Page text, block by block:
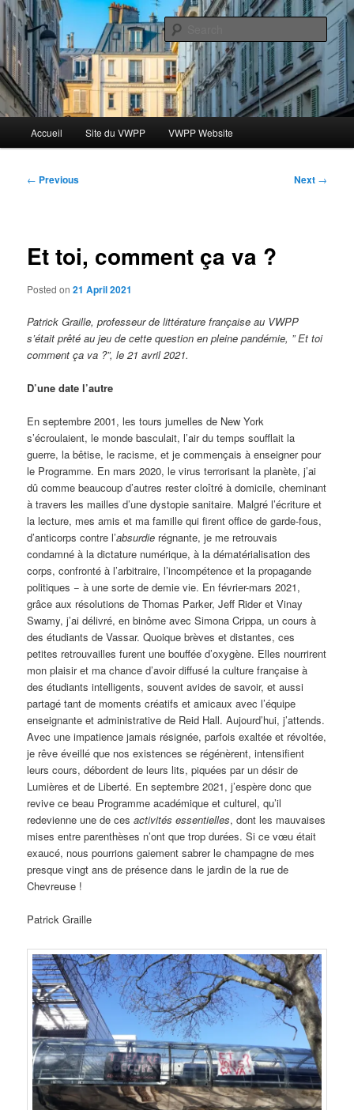
Skip
primary
contentBlog VWPP
Le blog des étudiants du Vassar-Wesleyan Programme à Paris
Accueil Site du VWPP VWPP Website
Post
← Previous Next →
Et toi, comment ça va ?
Posted on21 April 2021
Patrick Graille, professeur de littérature française au VWPP
s’était prêté au jeu de cette question en pleine pandémie, ” Et toi
comment ça va ?”, le 21 avril 2021.
D’une date l’autre
En septembre 2001, les tours jumelles de New York
s’écroulaient, le monde basculait, l’air du temps soufflait la
guerre, la bêtise, le racisme, et je commençais à enseigner pour
le Programme. En mars 2020, le virus terrorisant la planète, j’ai
dû comme beaucoup d’autres rester cloîtré à domicile, cheminant
à travers les mailles d’une dystopie sanitaire. Malgré l’écriture et
la lecture, mes amis et ma famille qui firent office de garde-fous,
d’anticorps contre l’absurdie régnante, je me retrouvais
condamné à la dictature numérique, à la dématérialisation des
corps, confronté à l’arbitraire, l’incompétence et la propagande
politiques − à une sorte de demie vie. En février-mars 2021,
grâce aux résolutions de Thomas Parker, Jeff Rider et Vinay
Swamy, j’ai délivré, en binôme avec Simona Crippa, un cours à
des étudiants de Vassar. Quoique brèves et distantes, ces
petites retrouvailles furent une bouffée d’oxygène. Elles nourrirent
mon plaisir et ma chance d’avoir diffusé la culture française à
des étudiants intelligents, souvent avides de savoir, et aussi
partagé tant de moments créatifs et amicaux avec l’équipe
enseignante et administrative de Reid Hall. Aujourd’hui, j’attends.
Avec une impatience jamais résignée, parfois exaltée et révoltée,
je rêve éveillé que nos existences se régénèrent, intensifient
leurs cours, débordent de leurs lits, piquées par un désir de
Lumières et de Liberté. En septembre 2021, j’espère donc que
revive ce beau Programme académique et culturel, qu’il
redevienne une de cesactivités essentielles, dont les mauvaises
mises entre parenthèses n’ont que trop durées. Si ce vœu était
exaucé, nous pourrions gaiement sabrer le champagne de mes
presque vingt ans de présence dans le jardin de la rue de
Chevreuse !
Patrick Graille